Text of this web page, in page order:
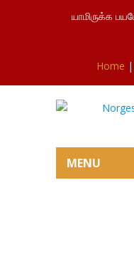
யாமிருக்க
Home |
MENU